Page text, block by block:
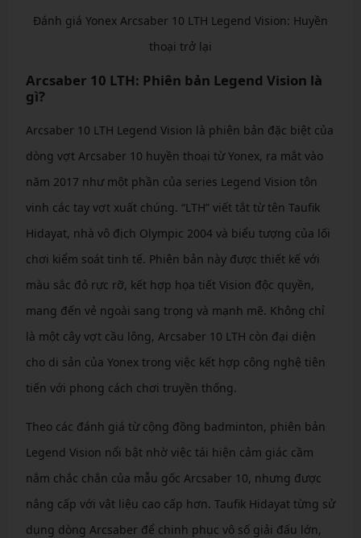
Đánh giá Yonex Arcsaber 10 LTH Legend Vision: Huyền
thoại trở lại
Arcsaber 10 LTH: Phiên bản Legend Vision là
gì?
Arcsaber 10 LTH Legend Vision là phiên bản đặc biệt của
dòng vợt Arcsaber 10 huyền thoại từ Yonex, ra mắt vào
năm 2017 như một phần của series Legend Vision tôn
vinh các tay vợt xuất chúng. “LTH” viết tắt từ tên Taufik
Hidayat, nhà vô địch Olympic 2004 và biểu tượng của lối
chơi kiểm soát tinh tế. Phiên bản này được thiết kế với
màu sắc đỏ rực rỡ, kết hợp họa tiết Vision độc quyền,
mang đến vẻ ngoài sang trọng và mạnh mẽ. Không chỉ
là một cây vợt cầu lông, Arcsaber 10 LTH còn đại diện
cho di sản của Yonex trong việc kết hợp công nghệ tiên
tiến với phong cách chơi truyền thống.
Theo các đánh giá từ cộng đồng badminton, phiên bản
Legend Vision nổi bật nhờ việc tái hiện cảm giác cầm
nắm chắc chắn của mẫu gốc Arcsaber 10, nhưng được
nâng cấp với vật liệu cao cấp hơn. Taufik Hidayat từng sử
dụng dòng Arcsaber để chinh phục vô số giải đấu lớn,